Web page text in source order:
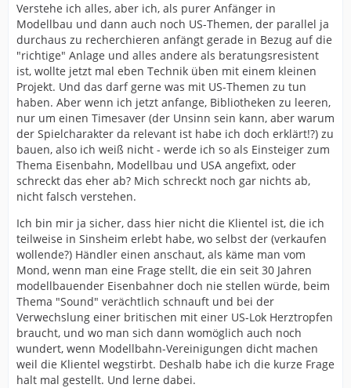
Verstehe ich alles, aber ich, als purer Anfänger in
Modellbau und dann auch noch US-Themen, der parallel ja
durchaus zu recherchieren anfängt gerade in Bezug auf die
"richtige" Anlage und alles andere als beratungsresistent
ist, wollte jetzt mal eben Technik üben mit einem kleinen
Projekt. Und das darf gerne was mit US-Themen zu tun
haben. Aber wenn ich jetzt anfange, Bibliotheken zu leeren,
nur um einen Timesaver (der Unsinn sein kann, aber warum
der Spielcharakter da relevant ist habe ich doch erklärt!?) zu
bauen, also ich weiß nicht - werde ich so als Einsteiger zum
Thema Eisenbahn, Modellbau und USA angefixt, oder
schreckt das eher ab? Mich schreckt noch gar nichts ab,
nicht falsch verstehen.
Ich bin mir ja sicher, dass hier nicht die Klientel ist, die ich
teilweise in Sinsheim erlebt habe, wo selbst der (verkaufen
wollende?) Händler einen anschaut, als käme man vom
Mond, wenn man eine Frage stellt, die ein seit 30 Jahren
modellbauender Eisenbahner doch nie stellen würde, beim
Thema "Sound" verächtlich schnauft und bei der
Verwechslung einer britischen mit einer US-Lok Herztropfen
braucht, und wo man sich dann womöglich auch noch
wundert, wenn Modellbahn-Vereinigungen dicht machen
weil die Klientel wegstirbt. Deshalb habe ich die kurze Frage
halt mal gestellt. Und lerne dabei.